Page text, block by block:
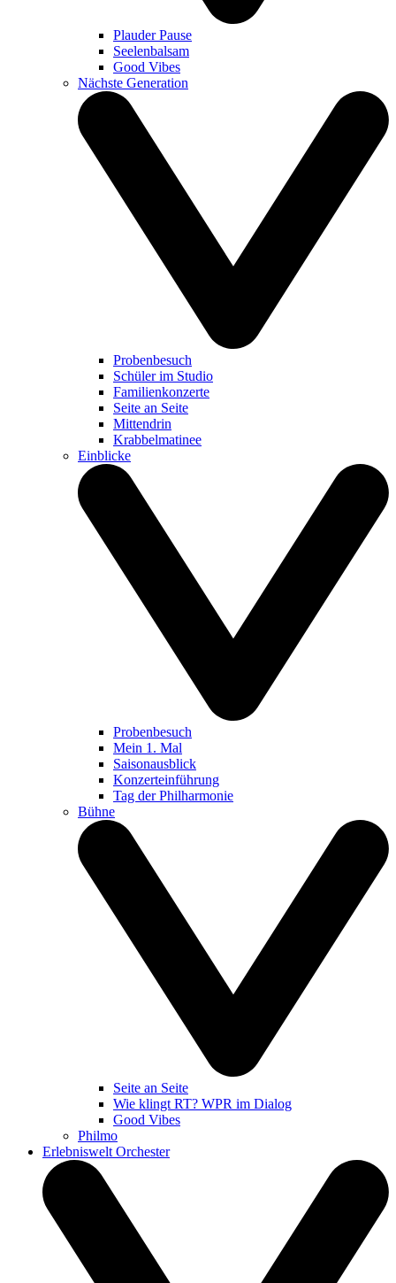
Plauder Pause
Seelenbalsam
Good Vibes
Nächste Generation
Probenbesuch
Schüler im Studio
Familienkonzerte
Seite an Seite
Mittendrin
Krabbelmatinee
Einblicke
Probenbesuch
Mein 1. Mal
Saisonausblick
Konzerteinführung
Tag der Philharmonie
Bühne
Seite an Seite
Wie klingt RT? WPR im Dialog
Good Vibes
Philmo
Erlebniswelt Orchester